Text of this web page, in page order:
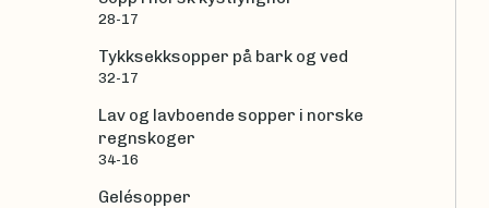
28-17
Tykksekksopper på bark og ved
32-17
Lav og lavboende sopper i norske
regnskoger
34-16
Gelésopper